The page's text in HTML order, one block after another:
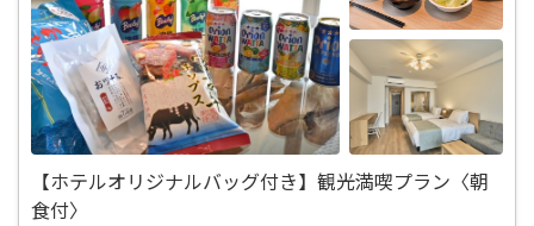
【ホテルオリジナルバッグ付き】観光満喫プラン〈朝
食付〉